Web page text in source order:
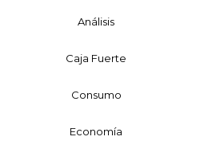
Análisis
Caja Fuerte
Consumo
Economía